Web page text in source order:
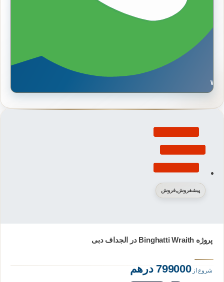
پروژه Binghatti Wraith در الجداف دبی
پیشفروش,فروش
شروع از799000 درهم